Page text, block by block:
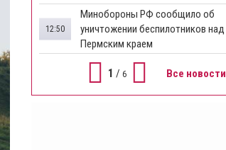
Минобороны РФ сообщило об
уничтожении беспилотников над
Пермским краем
12:50
1 / 6 Все новости